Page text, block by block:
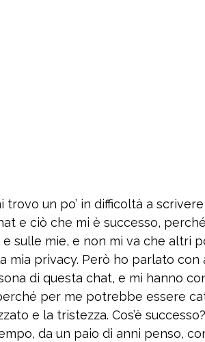
trovo un po’ in difficoltà a
e ciò che mi è successo,
sulle mie, e non mi va che altri
mia privacy. Però ho parlato con
di questa chat, e mi hanno
per me potrebbe essere
e la tristezza. Cos’è
da un paio di anni penso,